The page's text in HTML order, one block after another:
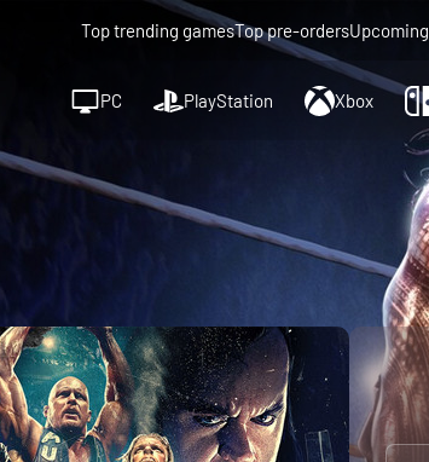
Top trending gamesTop pre-ordersUpcoming
PC PlayStation Xbox